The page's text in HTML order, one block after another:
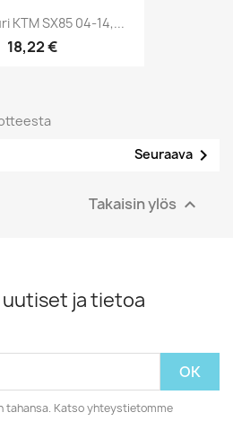
KTM SX85 04-14,...
18,22 €
Seuraava 
Takaisin ylös 
ja tietoa
tahansa. Katso yhteystietomme